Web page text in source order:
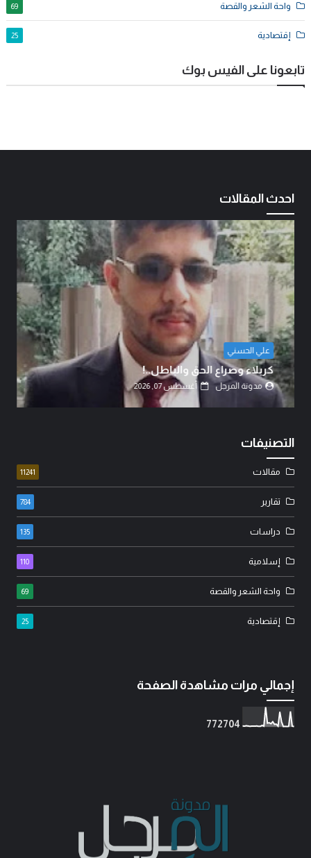
واحة الشعر والقصة 69
إقتصادية 25
تابعونا على الفيس بوك
احدث المقالات
الشيخ الدكتور عبد الرضا البهادلي
دماءُ أبنائنا ليست رخيصة..!
مدونة المرجل أغسطس 07, 2026
التصنيفات
مقالات 11241
تقارير 784
دراسات 135
إسلامية 110
واحة الشعر والقصة 69
إقتصادية 25
إجمالي مرات مشاهدة الصفحة
772704